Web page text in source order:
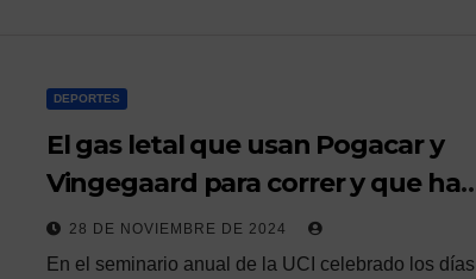
DEPORTES
El gas letal que usan Pogacar y
Vingegaard para correr y que ha
abierto un gran debate en el
ciclismo
28 DE NOVIEMBRE DE 2024
En el seminario anual de la UCI celebrado los días